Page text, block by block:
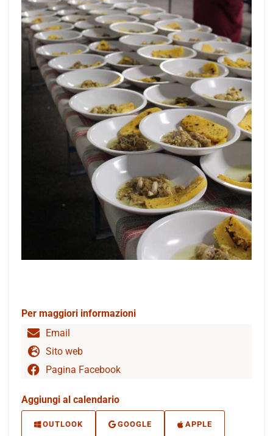
Per maggiori informazioni
Email
Sito web
Pagina Facebook
Aggiungi al calendario
OUTLOOK GOOGLE APPLE